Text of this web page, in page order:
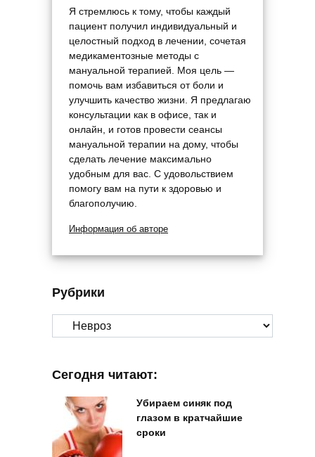
Я стремлюсь к тому, чтобы каждый
пациент получил индивидуальный и
целостный подход в лечении, сочетая
медикаментозные методы с
мануальной терапией. Моя цель —
помочь вам избавиться от боли и
улучшить качество жизни. Я предлагаю
консультации как в офисе, так и
онлайн, и готов провести сеансы
мануальной терапии на дому, чтобы
сделать лечение максимально
удобным для вас. С удовольствием
помогу вам на пути к здоровью и
благополучию.
Информация об авторе
Рубрики
Рубрики
Сегодня читают:
Убираем синяк под
глазом в кратчайшие
сроки